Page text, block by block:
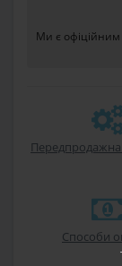
Ми є офіційним
Передпродажна
Способи